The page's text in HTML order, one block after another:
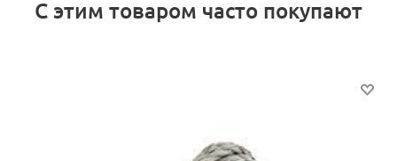
С этим товаром часто покупают